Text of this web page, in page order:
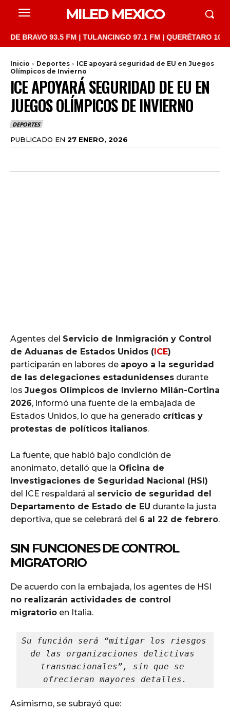
MILED MEXICO
93.5 FM | TULANCINGO 97.1 FM | QUERÉTARO 103.1
Inicio Deportes
ICE apoyará seguridad de EU en Juegos
Olímpicos de Invierno
ICE APOYARÁ SEGURIDAD DE EU EN
JUEGOS OLÍMPICOS DE INVIERNO
DEPORTES
PUBLICADO EN 27 ENERO, 2026
Agentes del Servicio de Inmigración y Control
de Aduanas de Estados Unidos ( ICE)
participarán en labores de apoyo a la seguridad
de las delegaciones estadunidenses durante
los Juegos Olímpicos de Invierno Milán-Cortina
2026, informó una fuente de la embajada de
Estados Unidos, lo que ha generado críticas y
protestas de políticos italianos.
La fuente, que habló bajo condición de
anonimato, detalló que la Oficina de
Investigaciones de Seguridad Nacional (HSI)
del ICE respaldará al servicio de seguridad del
Departamento de Estado de EU durante la justa
deportiva, que se celebrará del 6 al 22 de febrero.
SIN FUNCIONES DE CONTROL
MIGRATORIO
De acuerdo con la embajada, los agentes de HSI
no realizarán actividades de control
migratorio en Italia.
Su función será “mitigar los riesgos
de las organizaciones delictivas
transnacionales”, sin que se
ofrecieran mayores detalles.
Asimismo, se subrayó que: